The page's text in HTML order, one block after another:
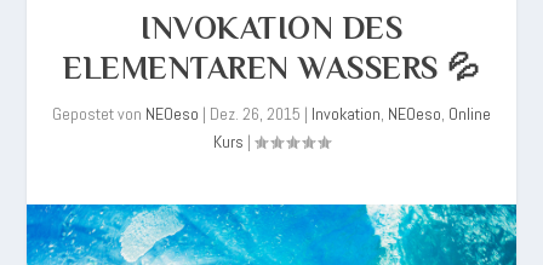
INVOKATION DES
ELEMENTAREN WASSERS 💦
Gepostet von NEOeso | Dez. 26, 2015 | Invokation, NEOeso, Online
Kurs |